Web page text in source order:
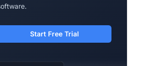
Start Free Trial